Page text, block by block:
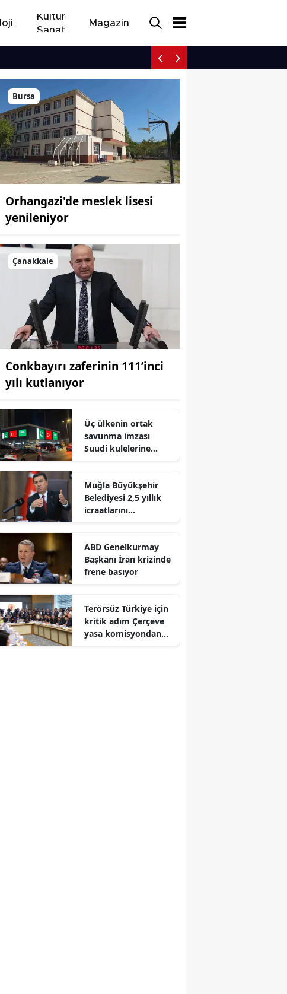
Kültür
Sanat
Magazin
Bursa
Orhangazi'de meslek lisesi
yenileniyor
Çanakkale
Conkbayırı zaferinin 111’inci
yılı kutlanıyor
Üç ülkenin ortak
savunma imzası
Suudi kulelerine
Muğla Büyükşehir
Belediyesi 2,5 yıllık
icraatlarını
ABD Genelkurmay
Başkanı İran krizinde
frene basıyor
Terörsüz Türkiye için
kritik adım Çerçeve
yasa komisyondan